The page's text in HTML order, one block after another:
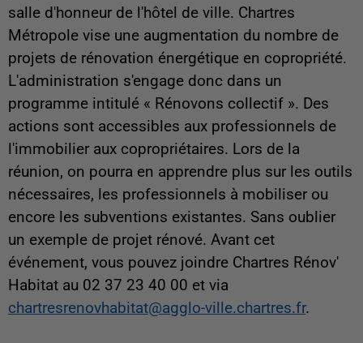
salle d'honneur de l'hôtel de ville. Chartres
Métropole vise une augmentation du nombre de
projets de rénovation énergétique en copropriété.
L'administration s'engage donc dans un
programme intitulé « Rénovons collectif ». Des
actions sont accessibles aux professionnels de
l'immobilier aux copropriétaires. Lors de la
réunion, on pourra en apprendre plus sur les outils
nécessaires, les professionnels à mobiliser ou
encore les subventions existantes. Sans oublier
un exemple de projet rénové. Avant cet
événement, vous pouvez joindre Chartres Rénov'
Habitat au 02 37 23 40 00 et via
chartresrenovhabitat@agglo-ville.chartres.fr.